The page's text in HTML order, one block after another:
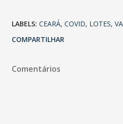
LABELS: CEARÁ COVID LOTES
COMPARTILHAR
Comentários